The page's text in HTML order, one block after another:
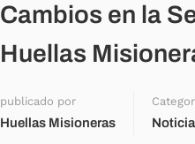
Cambios en la
Huellas
publicado por
Huellas Misioneras